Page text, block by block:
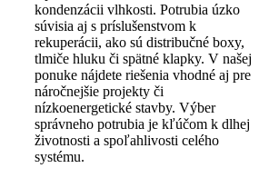
kondenzácii vlhkosti. Potrubia úzko
súvisia aj s príslušenstvom k
rekuperácii, ako sú distribučné boxy,
tlmiče hluku či spätné klapky. V našej
ponuke nájdete riešenia vhodné aj pre
náročnejšie projekty či
nízkoenergetické stavby. Výber
správneho potrubia je kľúčom k dlhej
životnosti a spoľahlivosti celého
systému.